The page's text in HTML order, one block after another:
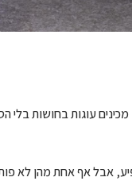
עוגות בחושות
אבל אף אחת מהן לא